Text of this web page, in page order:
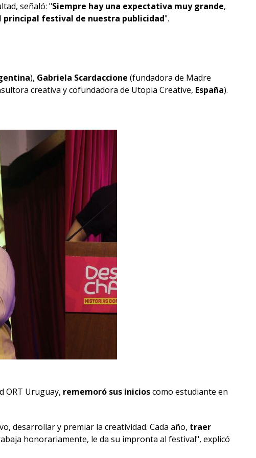
señaló: "Siempre hay una expectativa muy grande,
principal festival de nuestra publicidad".
), Gabriela Scardaccione (fundadora de Madre
creativa y cofundadora de Utopia Creative, España).
ORT Uruguay, rememoró sus inicioscomo estudiante en
desarrollar y premiar la creatividad. Cada año, traer
honorariamente, le da su impronta al festival", explicó